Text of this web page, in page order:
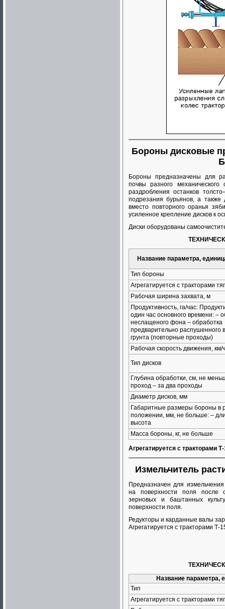
Бороны дисковые
Бороны предназначены для
почвы разного
раздробления останков
подрезания бурьянов, а также
вместо повторного оранья
усиленное крепление дисков к
Диски оборудованы
Название параметра,
Тип бороны
Агрегатируется с тракторами
Рабочая ширина захвата, м
Продуктивность, га/час:
один час основного времени: –
неслащеного фона – обработка
предварительно распушенного
грунта (повторные проходы)
Рабочая скорость движения, км/
Тип дисков
Глубина обработки, см, не
проход – за два проходы
Диаметр дисков, мм
Габаритные размеры бороны в
положении, мм, не больше: –
высота
Масса бороны, кг, не больше
Агрегатируется с тракторами
Измельчитель
Предназначен для
на поверхности поля после
зерновых и баштанных
поверхности поля.
Редукторы и карданные валы
Агрегатируется с тракторами Т-
Название параметра,
Тип
Агрегатируется с тракторами